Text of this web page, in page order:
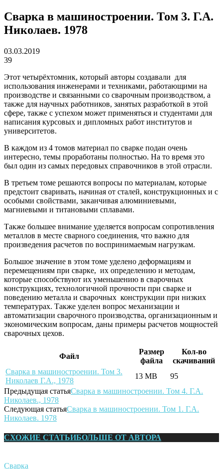
Сварка в машиностроении. Том 3. Г.А.
Николаев. 1978
03.03.2019
39
Этот четырёхтомник, который авторы создавали для
использования инженерами и техниками, работающими на
производстве и связанными со сварочным производством, а
также для научных работников, занятых разработкой в этой
сфере, также с успехом может применяться и студентами для
написания курсовых и дипломных работ институтов и
университетов.
В каждом из 4 томов материал по сварке подан очень
интересно, темы проработаны полностью. На то время это
был один из самых передовых справочников в этой отрасли.
В третьем томе решаются вопросы по материалам, которые
предстоит сваривать, начиная от сталей, конструкционных и с
особыми свойствами, заканчивая алюминиевыми,
магниевыми и титановыми сплавами.
Также большее внимание уделяется вопросам сопротивления
металлов в месте сварного соединения, что важно для
произведения расчетов по воспринимаемым нагрузкам.
Большое значение в этом томе уделено деформациям и
перемещениям при сварке, их определению и методам,
которые способствуют их уменьшению в сварочных
конструкциях, технологичной прочности при сварке и
поведению металла и сварочных конструкции при низких
температурах. Также уделен вопрос механизации и
автоматизации сварочного производства, организационным и
экономическим вопросам, даны примеры расчетов мощностей
сварочных цехов.
Файл
Размер
файла
Кол-во
скачиваний
Сварка в машиностроении. Том 3.
Николаев Г.А., 1978
13 MB
95
Предыдущая статьяСварка в машиностроении. Том 4. Г.А.
Николаев., 1978
Следующая статьяСварка в машиностроении. Том 1. Г.А.
Николаев. 1978
СХОЖИЕ СТАТЬИБОЛЬШЕ ОТ АВТОРА
Сварка